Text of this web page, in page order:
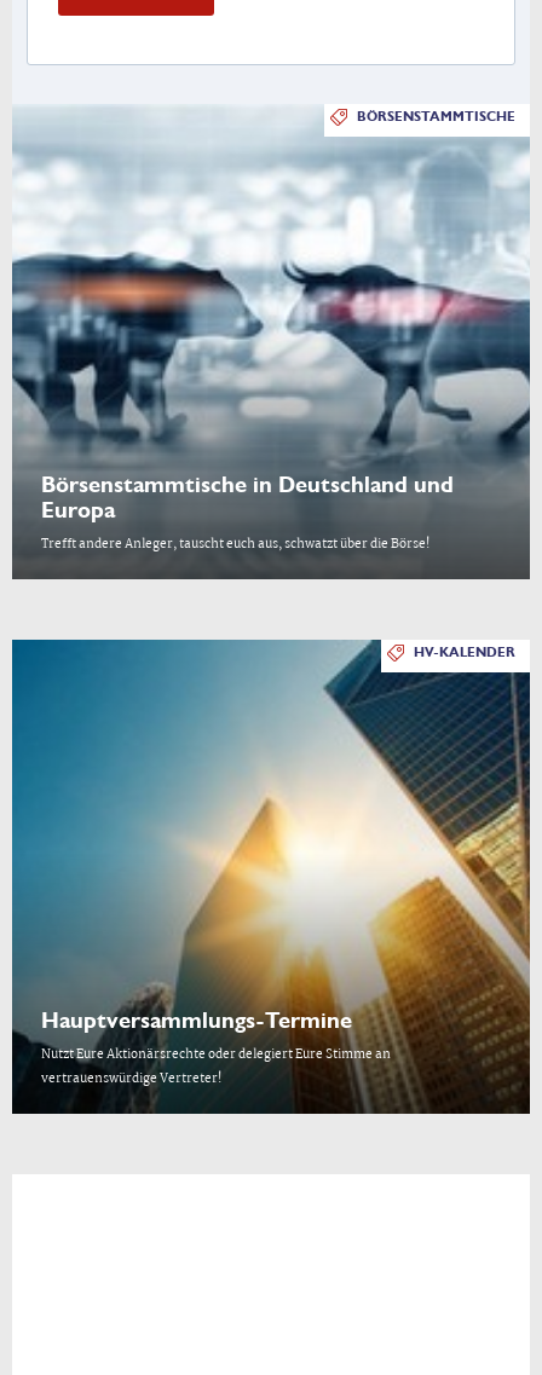
BÖRSENSTAMMTISCHE
Börsenstammtische in Deutschland und
Europa
Trefft andere Anleger, tauscht euch aus, schwatzt über die Börse!
HV-KALENDER
Hauptversammlungs-Termine
Nutzt Eure Aktionärsrechte oder delegiert Eure Stimme an
vertrauenswürdige Vertreter!